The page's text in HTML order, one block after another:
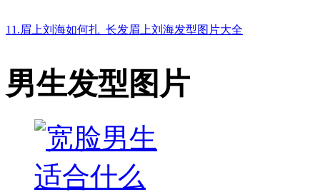
11.眉上刘海如何扎_长发眉上刘海发型图片大全
男生发型图片